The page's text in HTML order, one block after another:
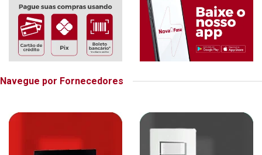
Navegue por Fornecedores